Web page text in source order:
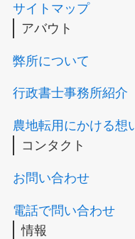
サイトマップ
アバウト
弊所について
行政書士事務所紹介
農地転用にかける想
コンタクト
お問い合わせ
電話で問い合わせ
情報